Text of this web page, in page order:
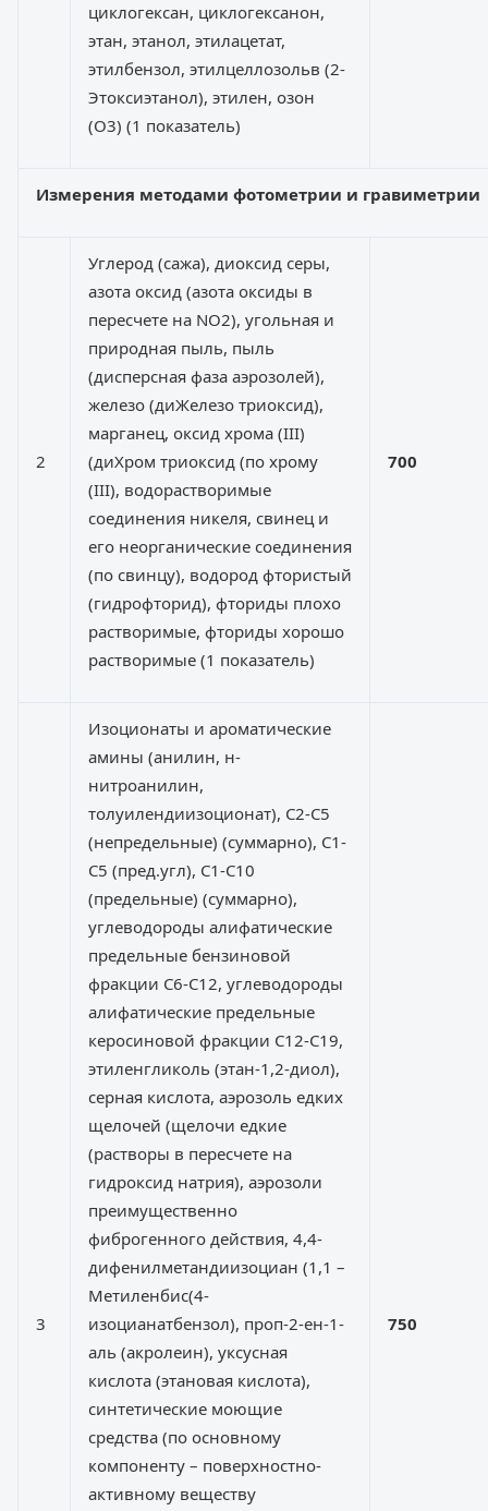
циклогексан, циклогексанон,
этан, этанол, этилацетат,
этилбензол, этилцеллозольв (2-
Этоксиэтанол), этилен, озон
(O3) (1 показатель)
Измерения методами фотометрии и гравиметрии
2
Углерод (сажа), диоксид серы,
азота оксид (азота оксиды в
пересчете на NO2), угольная и
природная пыль, пыль
(дисперсная фаза аэрозолей),
железо (диЖелезо триоксид),
марганец, оксид хрома (III)
(диХром триоксид (по хрому
(III), водорастворимые
соединения никеля, свинец и
его неорганические соединения
(по свинцу), водород фтористый
(гидрофторид), фториды плохо
растворимые, фториды хорошо
растворимые (1 показатель)
700
3
Изоционаты и ароматические
амины (анилин, н-
нитроанилин,
толуилендиизоционат), С2-С5
(непредельные) (суммарно), С1-
С5 (пред.угл), С1-С10
(предельные) (суммарно),
углеводороды алифатические
предельные бензиновой
фракции С6-С12, углеводороды
алифатические предельные
керосиновой фракции С12-С19,
этиленгликоль (этан-1,2-диол),
серная кислота, аэрозоль едких
щелочей (щелочи едкие
(растворы в пересчете на
гидроксид натрия), аэрозоли
преимущественно
фиброгенного действия, 4,4-
дифенилметандиизоциан (1,1 –
Метиленбис(4-
изоцианатбензол), проп-2-ен-1-
аль (акролеин), уксусная
кислота (этановая кислота),
синтетические моющие
средства (по основному
компоненту – поверхностно-
активному веществу
750